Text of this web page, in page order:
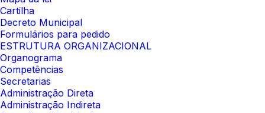
Cartilha
Decreto Municipal
Formulários para pedido
ESTRUTURA ORGANIZACIONAL
Organograma
Competências
Secretarias
Administração Direta
Administração Indireta